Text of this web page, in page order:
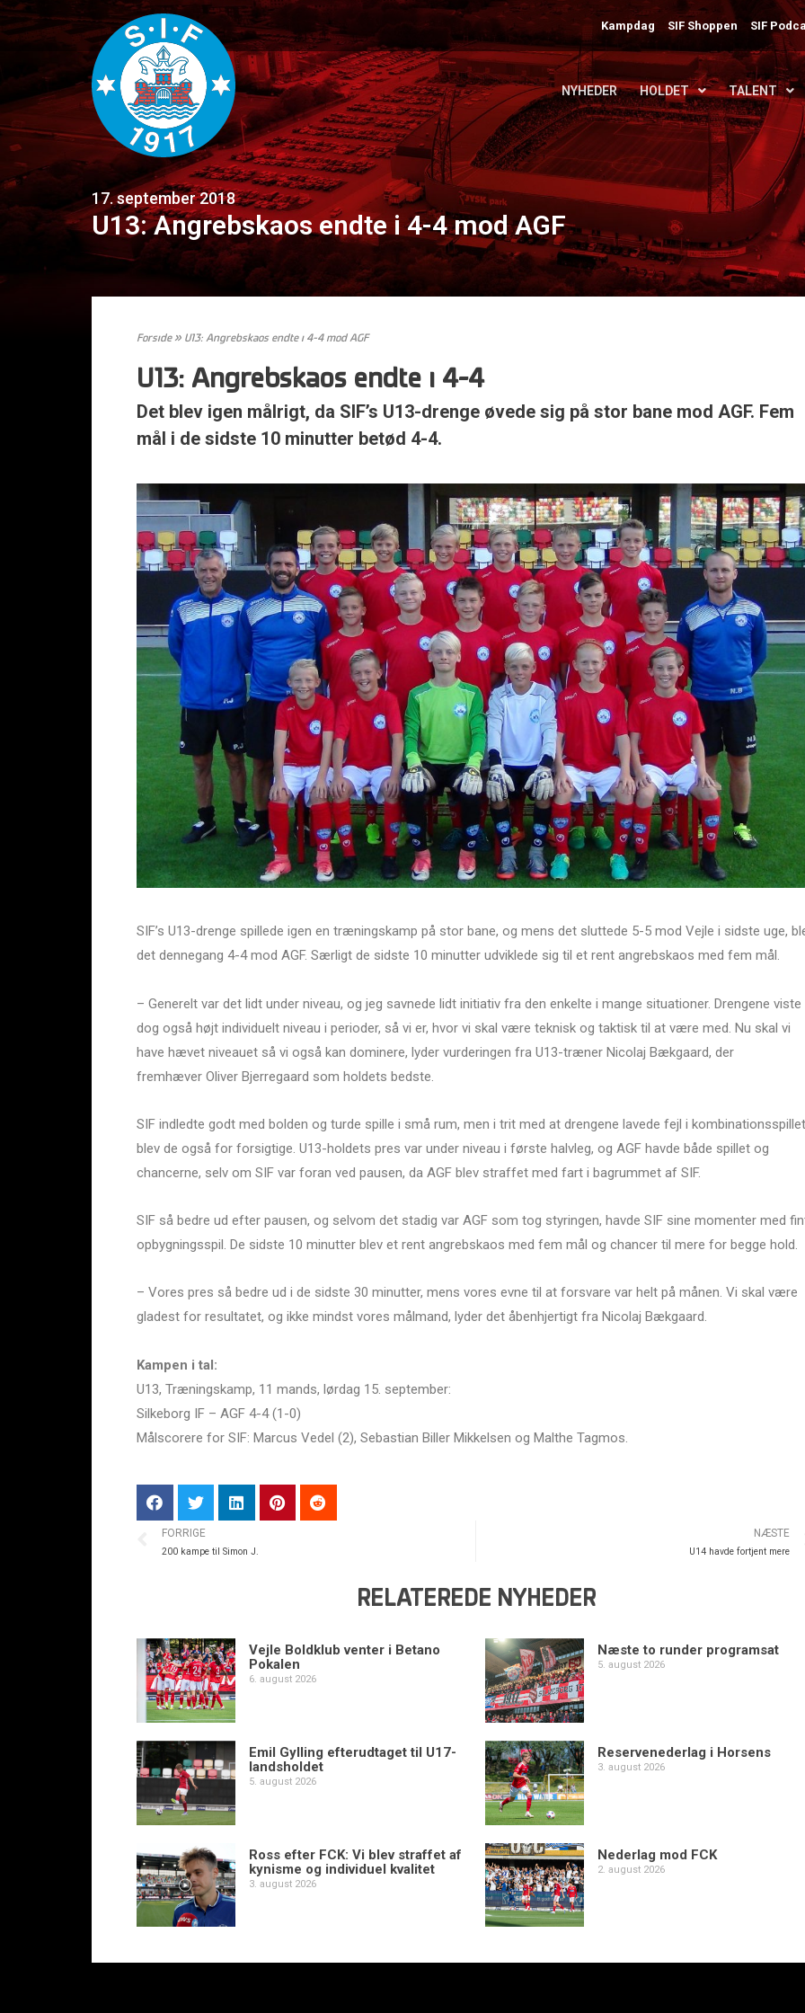
Kampdag SIF Shoppen SIF
NYHEDER HOLDET TALENT
17. september 2018
U13: Angrebskaos endte i 4-4 mod AGF
Forside» U13: Angrebskaos endte i 4-4 mod AGF
U13: Angrebskaos endte i 4-4
Det blev igen målrigt, da SIF’s U13-drenge øvede sig på stor bane mod AGF. Fem
mål i de sidste 10 minutter betød 4-4.
SIF’s U13-drenge spillede igen en træningskamp på stor bane, og mens det sluttede 5-5 mod Vejle i sidste uge,
det dennegang 4-4 mod AGF. Særligt de sidste 10 minutter udviklede sig til et rent angrebskaos med fem mål.
– Generelt var det lidt under niveau, og jeg savnede lidt initiativ fra den enkelte i mange situationer. Drengene viste
dog også højt individuelt niveau i perioder, så vi er, hvor vi skal være teknisk og taktisk til at være med. Nu skal vi
have hævet niveauet så vi også kan dominere, lyder vurderingen fra U13-træner Nicolaj Bækgaard, der
fremhæver Oliver Bjerregaard som holdets bedste.
SIF indledte godt med bolden og turde spille i små rum, men i trit med at drengene lavede fejl i
blev de også for forsigtige. U13-holdets pres var under niveau i første halvleg, og AGF havde både spillet og
chancerne, selv om SIF var foran ved pausen, da AGF blev straffet med fart i bagrummet af SIF.
SIF så bedre ud efter pausen, og selvom det stadig var AGF som tog styringen, havde SIF sine momenter med
opbygningsspil. De sidste 10 minutter blev et rent angrebskaos med fem mål og chancer til mere for begge hold.
– Vores pres så bedre ud i de sidste 30 minutter, mens vores evne til at forsvare var helt på månen. Vi skal være
gladest for resultatet, og ikke mindst vores målmand, lyder det åbenhjertigt fra Nicolaj Bækgaard.
Kampen i tal:
U13, Træningskamp, 11 mands, lørdag 15. september:
Silkeborg IF – AGF 4-4 (1-0)
Målscorere for SIF: Marcus Vedel (2), Sebastian Biller Mikkelsen og Malthe Tagmos.
FORRIGE
200 kampe til Simon J.
NÆSTE
U14 havde fortjent mere
RELATEREDE NYHEDER
Vejle Boldklub venter i Betano
Pokalen
6. august 2026
Næste to runder programsat
5. august 2026
Emil Gylling efterudtaget til U17-
landsholdet
5. august 2026
Reservenederlag i Horsens
3. august 2026
Ross efter FCK: Vi blev straffet af
kynisme og individuel kvalitet
3. august 2026
Nederlag mod FCK
2. august 2026